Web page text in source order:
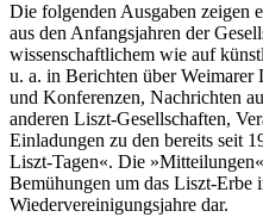
Die folgenden Ausgaben zeigen
aus den Anfangsjahren der
wissenschaftlichem wie auf
u. a. in Berichten über Weimarer
und Konferenzen, Nachrichten
anderen Liszt-Gesellschaften,
Einladungen zu den bereits seit
Liszt-Tagen«. Die
Bemühungen um das Liszt-Erbe
Wiedervereinigungsjahre dar.